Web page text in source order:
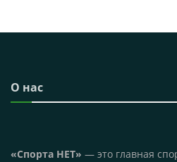
О нас
«Спорта НЕТ» — это главная